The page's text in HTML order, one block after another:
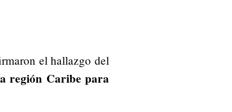
el hallazgo del
región Caribe para